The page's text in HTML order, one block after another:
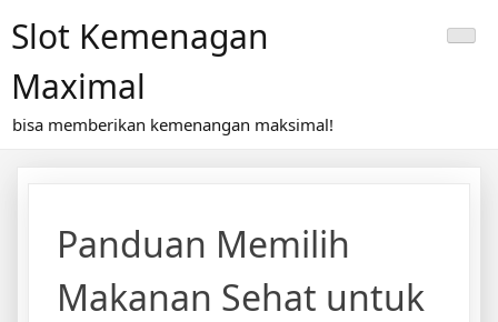
toSlot Kemenagan
Maximal
bisa memberikan kemenangan maksimal!
Panduan Memilih
Makanan Sehat untuk